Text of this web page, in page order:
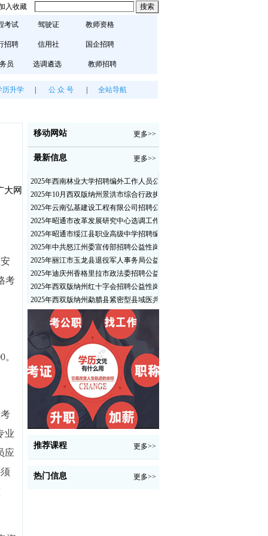
入收藏
考试 驾驶证 教师资格
招聘 信用社 国企招聘
员 选调遴选 教师招聘
历升学 公 众 号 全站导航
大网
考
业
应
移动网站 更多>>
最新信息 更多>>
2025年西南林业大学招聘编外工作人员公告（三）
2025年10月西双版纳州景洪市综合行政执法局招聘人员公告
2025年云南弘基建设工程有限公司招聘公告
2025年昭通市改革发展研究中心选调工作人员职业素质测评通告
2025年昭通市绥江县职业高级中学招聘编外紧缺临聘数学教师公告
2025年中共怒江州委宣传部招聘公益性岗位公告
2025年丽江市玉龙县退役军人事务局公益性岗位招聘公告
2025年迪庆州香格里拉市政法委招聘公益性岗位公告
2025年西双版纳州红十字会招聘公益性岗位人员公告
2025年西双版纳州勐腊县紧密型县域医共体招聘编外人员公告
推荐课程 更多>>
热门信息 更多>>